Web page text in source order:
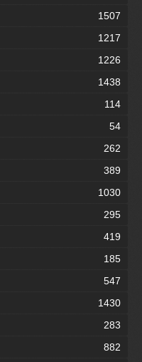
1507
1217
1226
1438
114
54
262
389
1030
295
419
185
547
1430
283
882